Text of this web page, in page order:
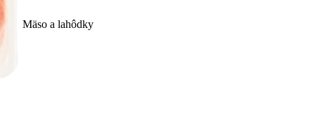
Mäso a lahôdky